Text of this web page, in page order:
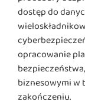
dostęp do
opracowanie
biznesowymi w
zakończeniu.